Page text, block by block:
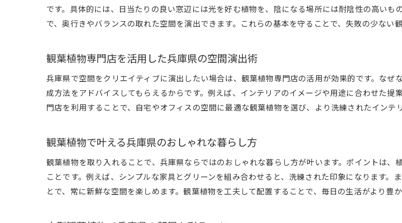
観葉植物で始める兵庫県のおしゃれ
兵庫県で人気の観葉植物コーディネ
兵庫県で叶える観葉植物のインテリア
おしゃれな観葉植物の選び方と配置法
兵庫県で注目の観葉植物活用アイデア集
大型観葉植物を活かす兵庫県流の工夫
おしゃれな観葉植物ディスプレイ実例
兵庫県で楽しむ観葉植物アレンジテ
です。具体的には、日当たりの良い窓辺には光を好む植物を、陰になる場所には耐陰性の高い
で、奥行きやバランスの取れた空間を演出できます。これらの基本を守ることで、失敗の少ない
観葉植物専門店を活用した兵庫県の空間演出術
兵庫県で空間をクリエイティブに演出したい場合は、観葉植物専門店の活用が効果的です。な
成方法をアドバイスしてもらえるからです。例えば、インテリアのイメージや用途に合わせた
門店を利用することで、自宅やオフィスの空間に最適な観葉植物を選び、より洗練されたインテ
観葉植物で叶える兵庫県のおしゃれな暮らし方
観葉植物を取り入れることで、兵庫県ならではのおしゃれな暮らし方が叶います。ポイントは
ことです。例えば、シンプルな家具とグリーンを組み合わせると、洗練された印象になります。
とで、常に新鮮な空間を楽しめます。観葉植物を工夫して配置することで、毎日の生活がより豊か